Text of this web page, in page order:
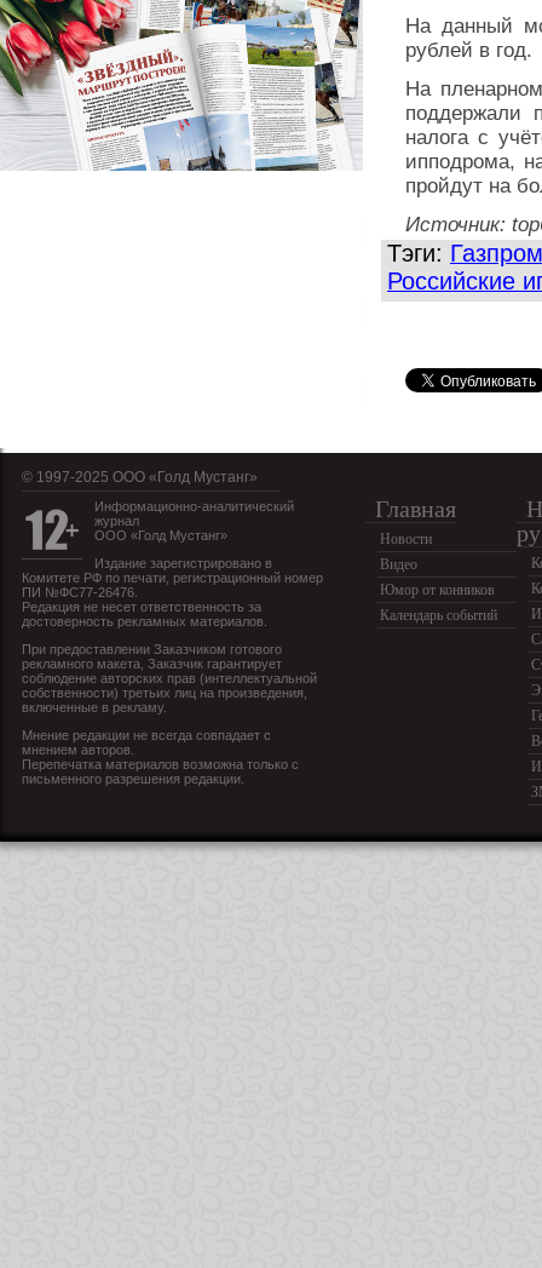
На данный
рублей в год.
На
поддержали
налога с
ипподрома,
пройдут на
Источник:
Тэги: Газпром
Российские
© 1997-2025 OOO «Голд Мустанг»
Информационно-аналитический
журнал
ООО «Голд Мустанг»
Издание зарегистрировано в
Комитете РФ по печати, регистрационный номер
ПИ №ФС77-26476.
Редакция не несет ответственность за
достоверность рекламных материалов.
При предоставлении Заказчиком готового
рекламного макета, Заказчик гарантирует
соблюдение авторских прав (интеллектуальной
собственности) третьих лиц на произведения,
включенные в рекламу.
Мнение редакции не всегда совпадает с
мнением авторов.
Перепечатка материалов возможна только с
письменного разрешения редакции.
Главная
Новости
Видео
Юмор от конников
Календарь событий